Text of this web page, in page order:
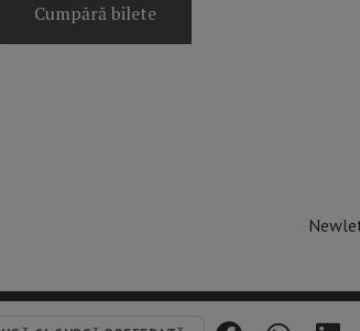
Cumpără bilete